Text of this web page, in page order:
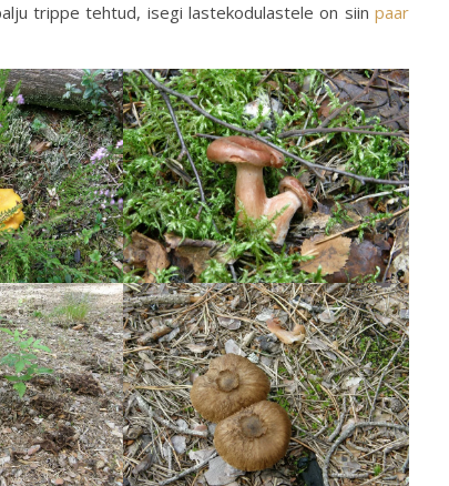
trippe tehtud, isegi lastekodulastele on siin paar